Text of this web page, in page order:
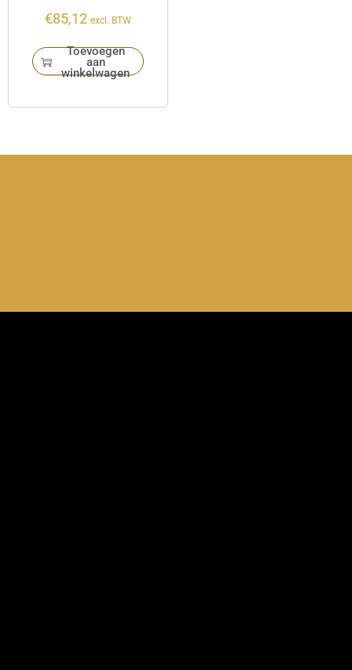
€85,12 excl. BTW
Toevoegen
aan
winkelwagen